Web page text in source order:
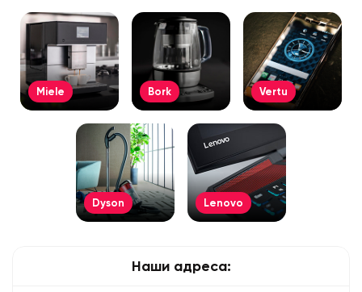
Miele Bork Vertu
Dyson Lenovo
Наши адреса: